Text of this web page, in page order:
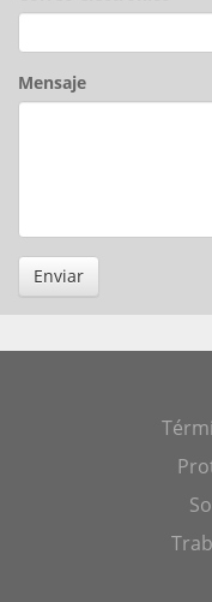
Mensaje
Enviar